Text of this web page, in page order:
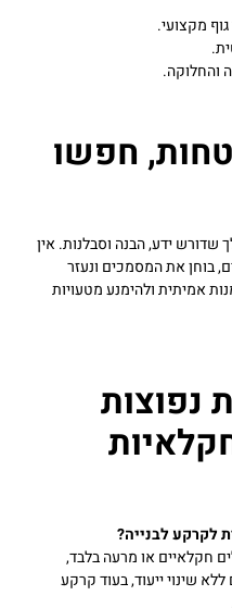
מקצועי.
והחלוקה.
חפשו
ידע, הבנה וסבלנות. אין
בוחן את המסמכים ונעזר
אמיתית ולהימנע מטעויות
נפוצות
לקרקע לבנייה?
חקלאיים או מרעה בלבד,
שינוי ייעוד, בעוד קרקע